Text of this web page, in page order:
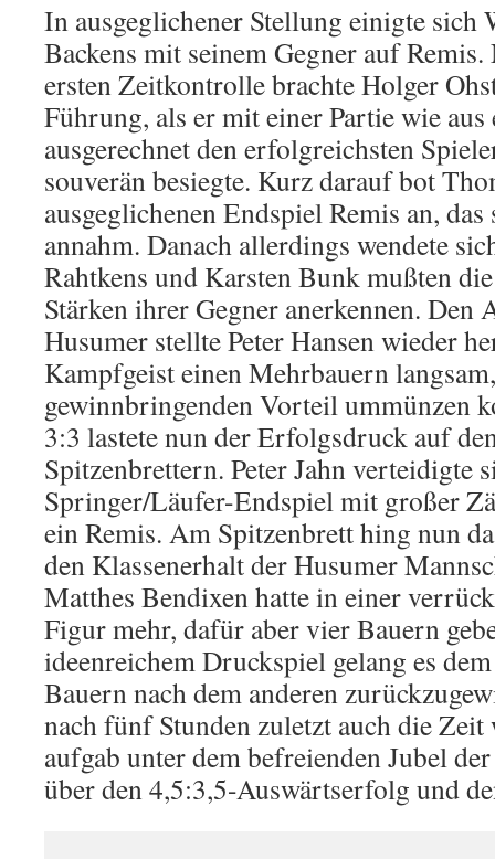
In ausgeglichener Stellung einigte
Backens mit seinem Gegner auf
ersten Zeitkontrolle brachte Holger
Führung, als er mit einer Partie wie aus
ausgerechnet den erfolgreichsten
souverän besiegte. Kurz darauf bot
ausgeglichenen Endspiel Remis an,
annahm. Danach allerdings wendete
Rahtkens und Karsten Bunk mußten
Stärken ihrer Gegner anerkennen. Den
Husumer stellte Peter Hansen wieder
Kampfgeist einen Mehrbauern
gewinnbringenden Vorteil ummünzen
3:3 lastete nun der Erfolgsdruck auf
Spitzenbrettern. Peter Jahn verteidigte
Springer/Läufer-Endspiel mit großer
ein Remis. Am Spitzenbrett hing nun
den Klassenerhalt der Husumer
Matthes Bendixen hatte in einer
Figur mehr, dafür aber vier Bauern
ideenreichem Druckspiel gelang es
Bauern nach dem anderen
nach fünf Stunden zuletzt auch die
aufgab unter dem befreienden Jubel
über den 4,5:3,5-Auswärtserfolg und